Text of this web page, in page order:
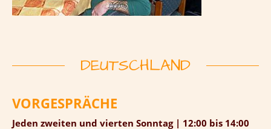
DEUTSCHLAND
VORGESPRÄCHE
Jeden zweiten und vierten Sonntag | 12:00 bis 14:00